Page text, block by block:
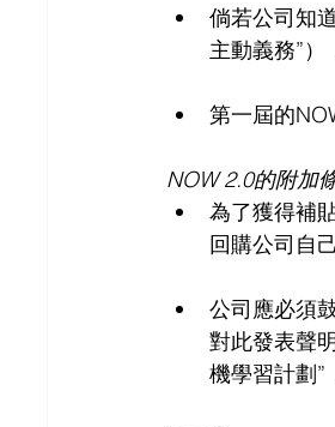
倘若公司知
主動義務”
第一屆的
NOW 2.0的附加
為了獲得補
回購公司自
公司應必須
對此發表聲
機學習計劃”